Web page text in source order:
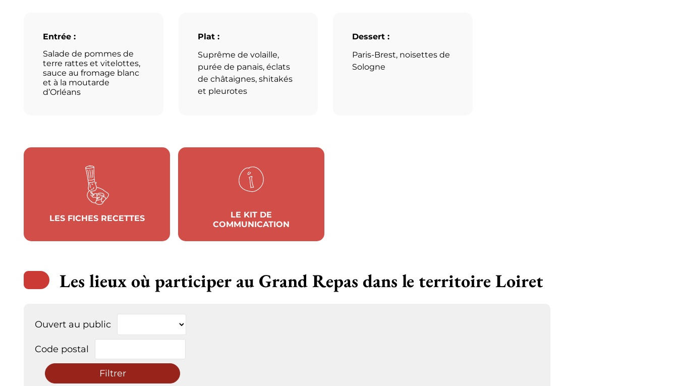
Entrée :
Salade de pommes de
terre rattes et vitelottes,
sauce au fromage blanc
et à la moutarde
d’Orléans
Plat :
Suprême de volaille,
purée de panais, éclats
de châtaignes, shitakés
et pleurotes
Dessert :
Paris-Brest, noisettes de
Sologne
LES FICHES RECETTES
LE KIT DE
COMMUNICATION
Les lieux où participer au Grand Repas dans le territoire Loiret
Ouvert au public
Code postal
Filtrer